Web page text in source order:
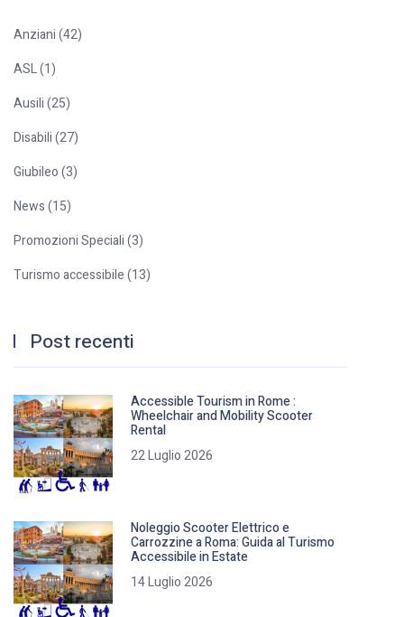
Anziani (42)
ASL (1)
Ausili (25)
Disabili (27)
Giubileo (3)
News (15)
Promozioni Speciali (3)
Turismo accessibile (13)
Post recenti
Accessible Tourism in Rome :
Wheelchair and Mobility Scooter
Rental
22 Luglio 2026
Noleggio Scooter Elettrico e
Carrozzine a Roma: Guida al Turismo
Accessibile in Estate
14 Luglio 2026